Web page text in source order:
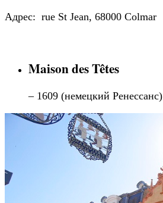
Адрес: rue St Jean, 68000 Colmar
Maison des Têtes
– 1609 (немецкий Ренессанс)